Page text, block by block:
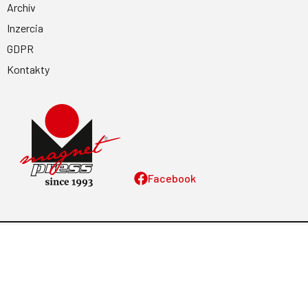
Facebook
Archív
Inzercia
GDPR
Kontakty